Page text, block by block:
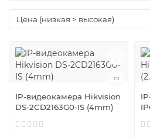
IP-видеокамера Hikvision
DS-2CD2163G0-IS (4mm)